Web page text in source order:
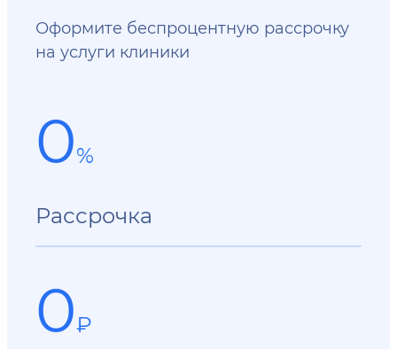
Оформите беспроцентную рассрочку
на услуги клиники
0%
Рассрочка
0₽